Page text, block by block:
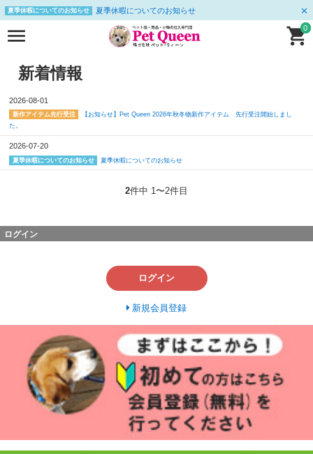
夏季休暇についてのお知らせ 夏季休暇についてのお知らせ
0
新着情報
2026-08-01
新作アイテム先行受注
【お知らせ】Pet Queen 2026年秋冬物新作アイテム 先行受注開始しまし
た。
2026-07-20
夏季休暇についてのお知らせ 夏季休暇についてのお知らせ
2件中 1〜2件目
ログイン
ログイン
新規会員登録